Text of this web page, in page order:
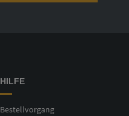
HILFE
Bestellvorgang